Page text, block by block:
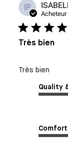
IP
Acheteur
Très bien
Très bien
Quality
Comfort